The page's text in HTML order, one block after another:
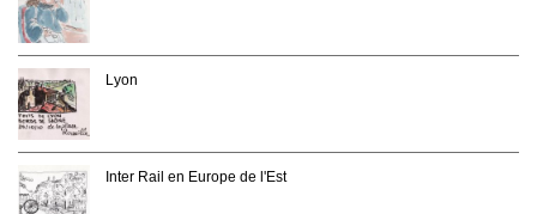
Lyon
Inter Rail en Europe de l'Est